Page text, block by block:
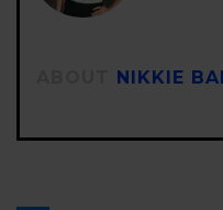
NIKKIE